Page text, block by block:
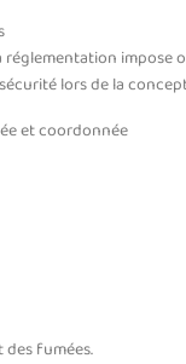
réglementation impose
lors de la
et coordonnée
fumées.